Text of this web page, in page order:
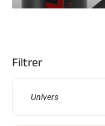
Filtrer
Univers